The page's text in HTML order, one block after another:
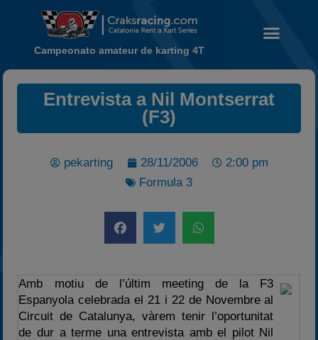
Noticias
Temporada 2026
Carreras finalizadas
Campeonato
2023
2024
2025
Campeonato amateur de karting 4T
Entrevista a Nil Montserrat
(F3)
pekarting 28/11/2006
2:00 pm
Formula 3
Amb motiu de l’últim meeting de la F3
Espanyola celebrada el 21 i 22 de Novembre al
Circuit de Catalunya, vàrem tenir l’oportunitat
de dur a terme una entrevista amb el pilot Nil